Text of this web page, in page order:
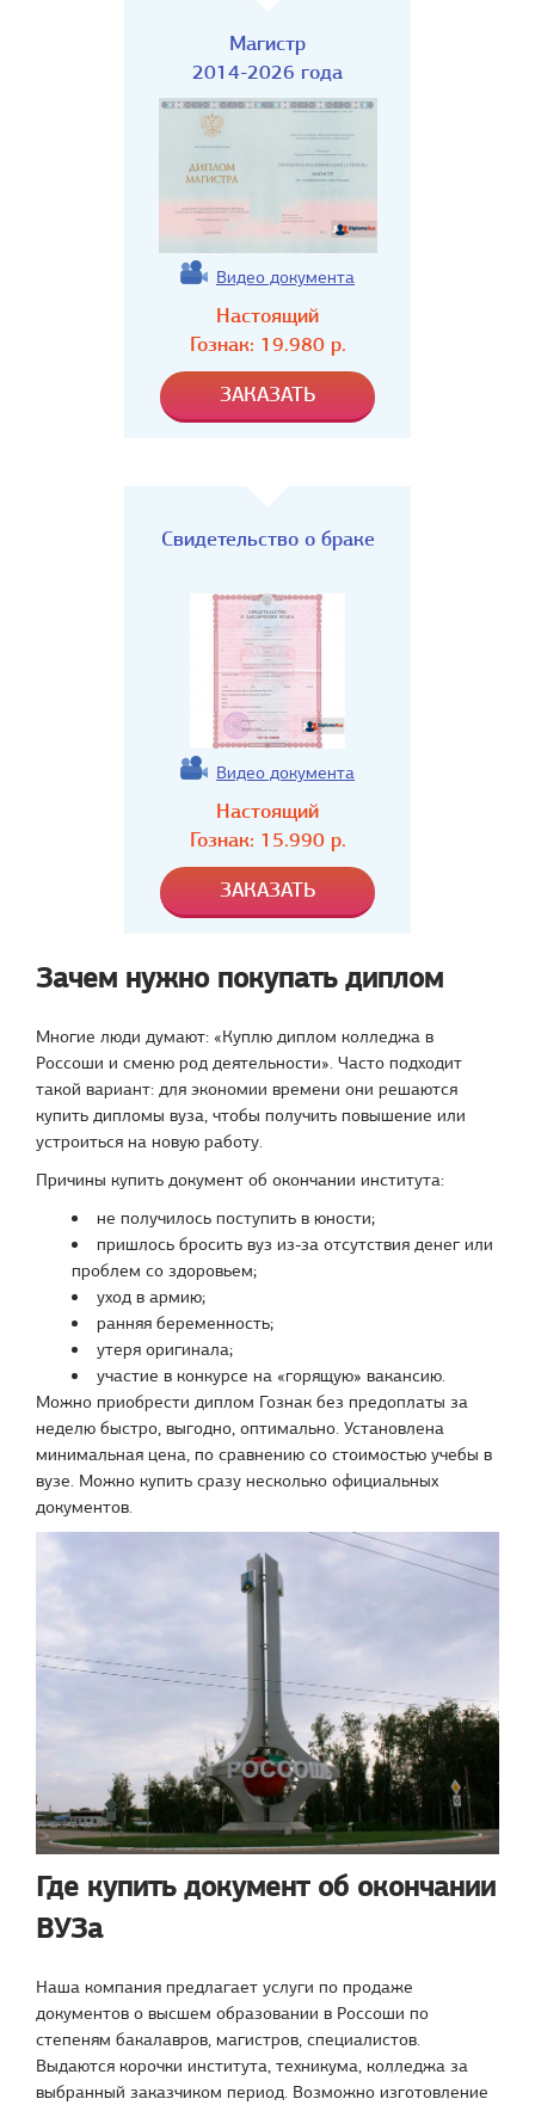
Магистр
2014-2026 года
Видео документа
Настоящий
Гознак: 19.980р.
Свидетельство о браке
Видео документа
Настоящий
Гознак: 15.990р.
Зачем нужно покупать диплом
Многие люди думают: «Куплю диплом колледжа в
Россоши и сменю род деятельности». Часто подходит
такой вариант: для экономии времени они решаются
купить дипломы вуза, чтобы получить повышение или
устроиться на новую работу.
Причины купить документ об окончании института:
не получилось поступить в юности;
пришлось бросить вуз из-за отсутствия денег или
проблем со здоровьем;
уход в армию;
ранняя беременность;
утеря оригинала;
участие в конкурсе на «горящую» вакансию.
Можно приобрести диплом Гознак без предоплаты за
неделю быстро, выгодно, оптимально. Установлена
минимальная цена, по сравнению со стоимостью учебы в
вузе. Можно купить сразу несколько официальных
документов.
Где купить документ об окончании
ВУЗа
Наша компания предлагает услуги по продаже
документов о высшем образовании в Россоши по
степеням бакалавров, магистров, специалистов.
Выдаются корочки института, техникума, колледжа за
выбранный заказчиком период. Возможно изготовление